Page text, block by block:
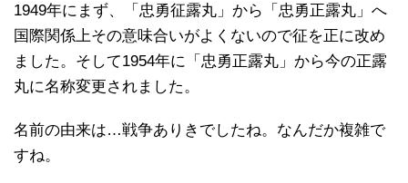
1949年にまず、「忠勇征露丸」から「忠勇正露丸」へ
国際関係上その意味合いがよくないので征を正に改め
ました。そして1954年に「忠勇正露丸」から今の正露
丸に名称変更されました。
名前の由来は…戦争ありきでしたね。なんだか複雑で
すね。